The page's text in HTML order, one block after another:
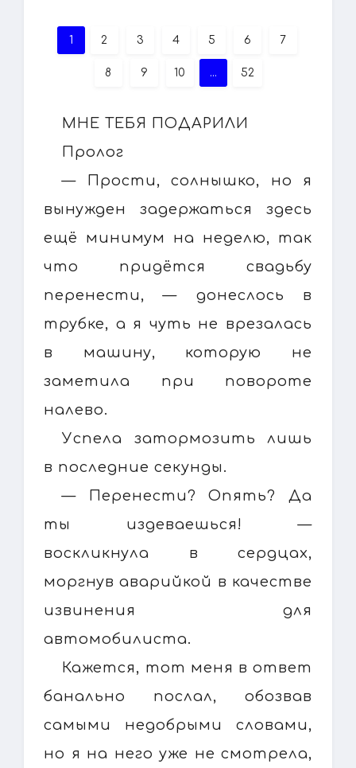
1 2 3 4 5 6 7
8 9 10 ... 52
МНЕ ТЕБЯ ПОДАРИЛИ
Пролог
— Прости, солнышко, но я
вынужден задержаться здесь
ещё минимум на неделю, так
что придётся свадьбу
перенести, — донеслось в
трубке, а я чуть не врезалась
в машину, которую не
заметила при повороте
налево.
Успела затормозить лишь
в последние секунды.
— Перенести? Опять? Да
ты издеваешься! —
воскликнула в сердцах,
моргнув аварийкой в качестве
извинения для
автомобилиста.
Кажется, тот меня в ответ
банально послал, обозвав
самыми недобрыми словами,
но я на него уже не смотрела,